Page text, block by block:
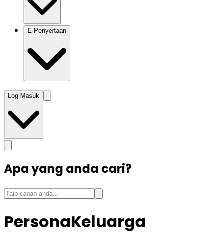
E-Penyertaan
Log Masuk
Apa yang anda cari?
PersonaKeluarga